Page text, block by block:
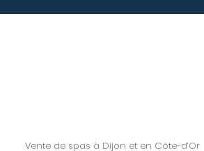
Vente de spas à Dijon et en Côte-d’Or